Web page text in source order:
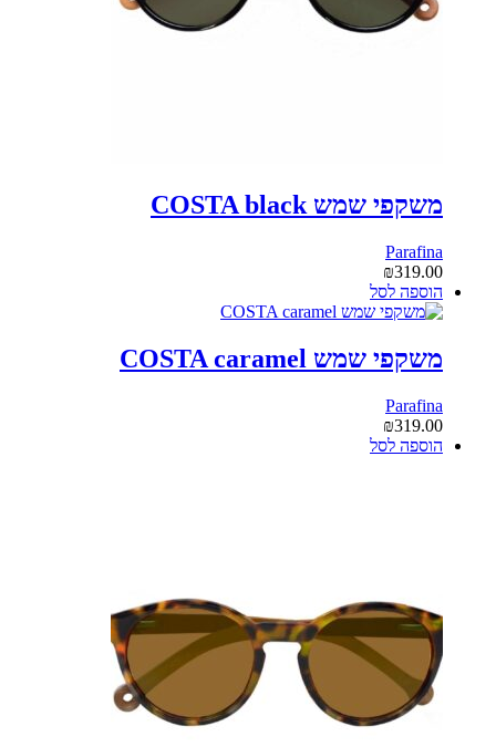
משקפי שמש COSTA black
Parafina
₪319.00
הוספה לסל
משקפי שמש COSTA caramel
Parafina
₪319.00
הוספה לסל